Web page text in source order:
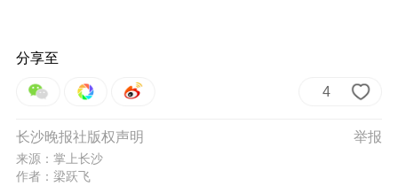
分享至
4
举报
长沙晚报社版权声明
来源：掌上长沙
作者：梁跃飞